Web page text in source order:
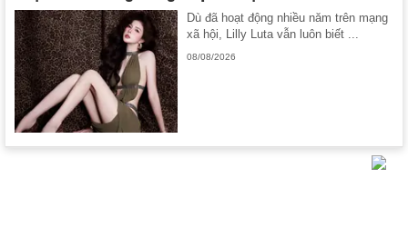
Dù đã hoạt động nhiều năm trên mạng
xã hội, Lilly Luta vẫn luôn biết ...
08/08/2026